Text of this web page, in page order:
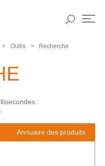
Outils Recherche
Annuaire des produits